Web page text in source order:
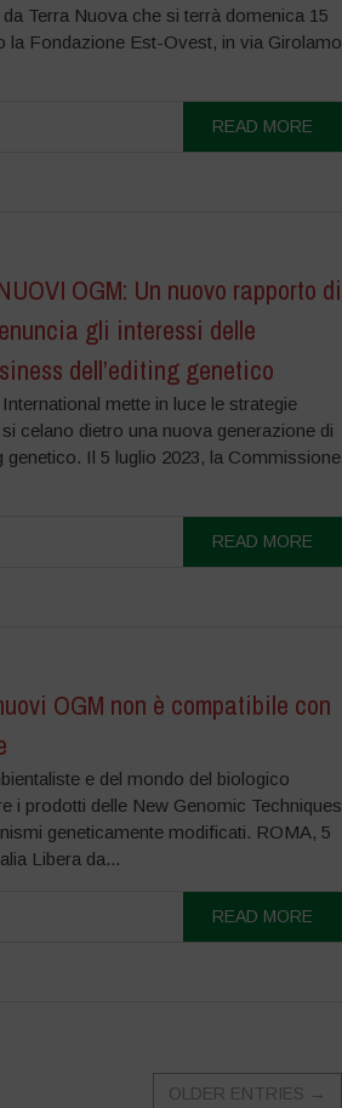
Terra Nuova che si terrà domenica 15
la Fondazione Est-Ovest, in via Girolamo
READ MORE
OGM: Un nuovo rapporto di
gli interessi delle
dell’editing genetico
mette in luce le strategie
celano dietro una nuova generazione di
genetico. Il 5 luglio 2023, la Commissione
READ MORE
OGM non è compatibile con
e del mondo del biologico
i prodotti delle New Genomic Techniques
geneticamente modificati. ROMA, 5
Libera da...
READ MORE
OLDER ENTRIES →